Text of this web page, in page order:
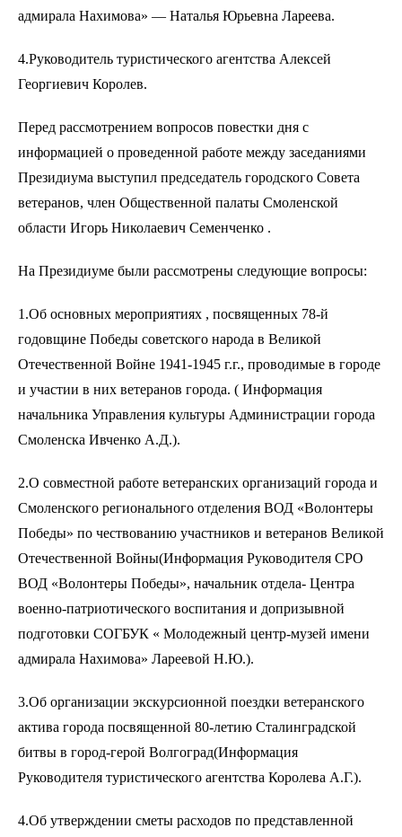
адмирала Нахимова» — Наталья Юрьевна Лареева.
4.Руководитель туристического агентства Алексей
Георгиевич Королев.
Перед рассмотрением вопросов повестки дня с
информацией о проведенной работе между заседаниями
Президиума выступил председатель городского Совета
ветеранов, член Общественной палаты Смоленской
области Игорь Николаевич Семенченко .
На Президиуме были рассмотрены следующие вопросы:
1.Об основных мероприятиях , посвященных 78-й
годовщине Победы советского народа в Великой
Отечественной Войне 1941-1945 г.г., проводимые в городе
и участии в них ветеранов города. ( Информация
начальника Управления культуры Администрации города
Смоленска Ивченко А.Д.).
2.О совместной работе ветеранских организаций города и
Смоленского регионального отделения ВОД «Волонтеры
Победы» по чествованию участников и ветеранов Великой
Отечественной Войны(Информация Руководителя СРО
ВОД «Волонтеры Победы», начальник отдела- Центра
военно-патриотического воспитания и допризывной
подготовки СОГБУК « Молодежный центр-музей имени
адмирала Нахимова» Лареевой Н.Ю.).
3.Об организации экскурсионной поездки ветеранского
актива города посвященной 80-летию Сталинградской
битвы в город-герой Волгоград(Информация
Руководителя туристического агентства Королева А.Г.).
4.Об утверждении сметы расходов по представленной